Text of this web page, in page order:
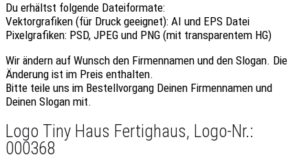
Du erhältst folgende Dateiformate:
Vektorgrafiken (für Druck geeignet): AI und EPS Datei
Pixelgrafiken: PSD, JPEG und PNG (mit transparentem HG)
Wir ändern auf Wunsch den Firmennamen und den Slogan. Die
Änderung ist im Preis enthalten.
Bitte teile uns im Bestellvorgang Deinen Firmennamen und
Deinen Slogan mit.
Logo Tiny Haus Fertighaus, Logo-Nr.:
000368